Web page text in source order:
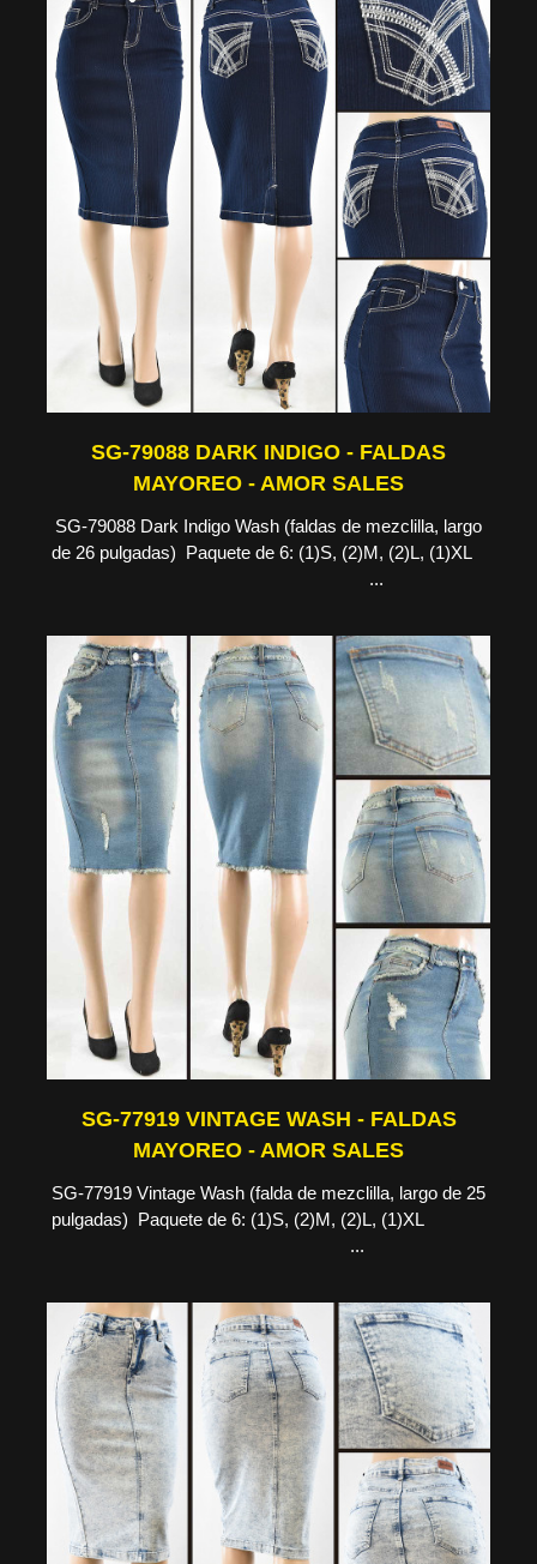
SG-79088 DARK INDIGO - FALDAS
MAYOREO - AMOR SALES
SG-79088 Dark Indigo Wash (faldas de mezclilla, largo
de 26 pulgadas) Paquete de 6: (1)S, (2)M, (2)L, (1)XL
...
SG-77919 VINTAGE WASH - FALDAS
MAYOREO - AMOR SALES
SG-77919 Vintage Wash (falda de mezclilla, largo de 25
pulgadas) Paquete de 6: (1)S, (2)M, (2)L, (1)XL
...